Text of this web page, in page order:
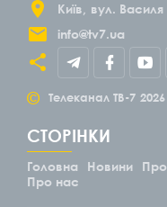
Київ
вул. Василя
info@tv7.ua
© Телеканал ТВ-7 2026
СТОРІНКИ
Головна Новини
Про нас